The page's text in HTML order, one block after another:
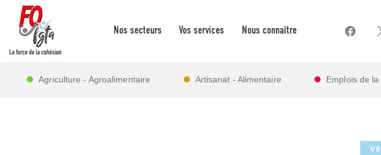
Nos secteurs Vos services Nous connaître
Agriculture - Agroalimentaire Artisanat - Alimentaire Emplois de la